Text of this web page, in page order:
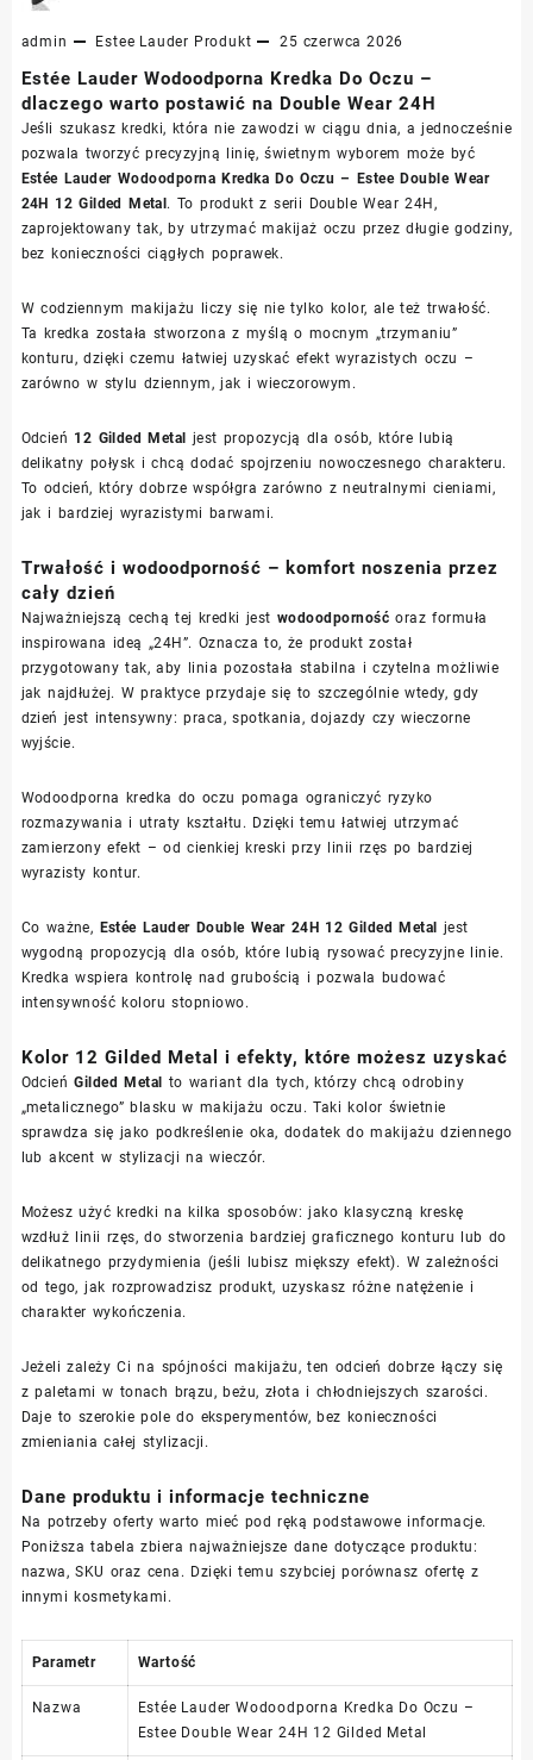
admin Estee Lauder Produkt 25 czerwca 2026
Estée Lauder Wodoodporna Kredka Do Oczu –
dlaczego warto postawić na Double Wear 24H
Jeśli szukasz kredki, która nie zawodzi w ciągu dnia, a jednocześnie
pozwala tworzyć precyzyjną linię, świetnym wyborem może być
Estée Lauder Wodoodporna Kredka Do Oczu – Estee Double Wear
24H 12 Gilded Metal. To produkt z serii Double Wear 24H,
zaprojektowany tak, by utrzymać makijaż oczu przez długie godziny,
bez konieczności ciągłych poprawek.
W codziennym makijażu liczy się nie tylko kolor, ale też trwałość.
Ta kredka została stworzona z myślą o mocnym „trzymaniu”
konturu, dzięki czemu łatwiej uzyskać efekt wyrazistych oczu –
zarówno w stylu dziennym, jak i wieczorowym.
Odcień 12 Gilded Metal jest propozycją dla osób, które lubią
delikatny połysk i chcą dodać spojrzeniu nowoczesnego charakteru.
To odcień, który dobrze współgra zarówno z neutralnymi cieniami,
jak i bardziej wyrazistymi barwami.
Trwałość i wodoodporność – komfort noszenia przez
cały dzień
Najważniejszą cechą tej kredki jest wodoodporność oraz formuła
inspirowana ideą „24H”. Oznacza to, że produkt został
przygotowany tak, aby linia pozostała stabilna i czytelna możliwie
jak najdłużej. W praktyce przydaje się to szczególnie wtedy, gdy
dzień jest intensywny: praca, spotkania, dojazdy czy wieczorne
wyjście.
Wodoodporna kredka do oczu pomaga ograniczyć ryzyko
rozmazywania i utraty kształtu. Dzięki temu łatwiej utrzymać
zamierzony efekt – od cienkiej kreski przy linii rzęs po bardziej
wyrazisty kontur.
Co ważne, Estée Lauder Double Wear 24H 12 Gilded Metal jest
wygodną propozycją dla osób, które lubią rysować precyzyjne linie.
Kredka wspiera kontrolę nad grubością i pozwala budować
intensywność koloru stopniowo.
Kolor 12 Gilded Metal i efekty, które możesz uzyskać
OdcieńGilded Metal to wariant dla tych, którzy chcą odrobiny
„metalicznego” blasku w makijażu oczu. Taki kolor świetnie
sprawdza się jako podkreślenie oka, dodatek do makijażu dziennego
lub akcent w stylizacji na wieczór.
Możesz użyć kredki na kilka sposobów: jako klasyczną kreskę
wzdłuż linii rzęs, do stworzenia bardziej graficznego konturu lub do
delikatnego przydymienia (jeśli lubisz miększy efekt). W zależności
od tego, jak rozprowadzisz produkt, uzyskasz różne natężenie i
charakter wykończenia.
Jeżeli zależy Ci na spójności makijażu, ten odcień dobrze łączy się
z paletami w tonach brązu, beżu, złota i chłodniejszych szarości.
Daje to szerokie pole do eksperymentów, bez konieczności
zmieniania całej stylizacji.
Dane produktu i informacje techniczne
Na potrzeby oferty warto mieć pod ręką podstawowe informacje.
Poniższa tabela zbiera najważniejsze dane dotyczące produktu:
nazwa, SKU oraz cena. Dzięki temu szybciej porównasz ofertę z
innymi kosmetykami.
Parametr Wartość
Nazwa
Estée Lauder Wodoodporna Kredka Do Oczu –
Estee Double Wear 24H 12 Gilded Metal